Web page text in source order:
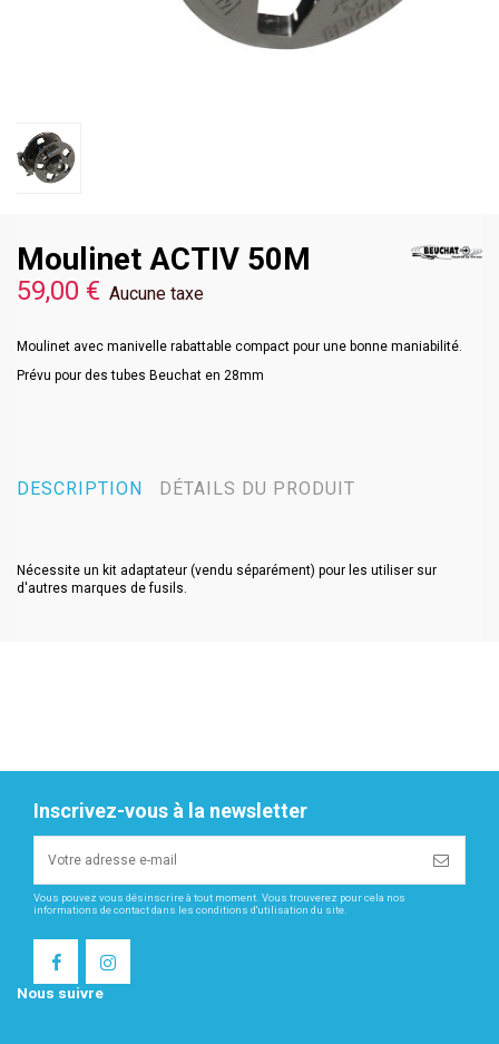
Moulinet ACTIV 50M
59,00 € Aucune taxe
Moulinet avec manivelle rabattable compact pour une bonne maniabilité.
Prévu pour des tubes Beuchat en 28mm
DESCRIPTION DÉTAILS DU PRODUIT
Nécessite un kit adaptateur (vendu séparément) pour les utiliser sur
d'autres marques de fusils.
Inscrivez-vous à la newsletter
Vous pouvez vous désinscrire à tout moment. Vous trouverez pour cela nos
informations de contact dans les conditions d'utilisation du site.
Nous suivre